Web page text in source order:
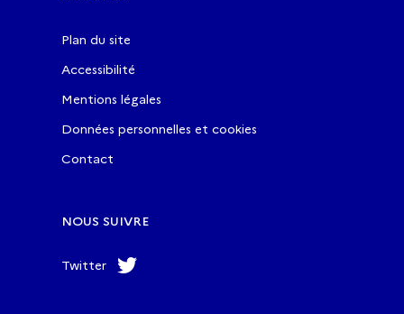
Plan du site
Accessibilité
Mentions légales
Données personnelles et cookies
Contact
NOUS SUIVRE
Twitter